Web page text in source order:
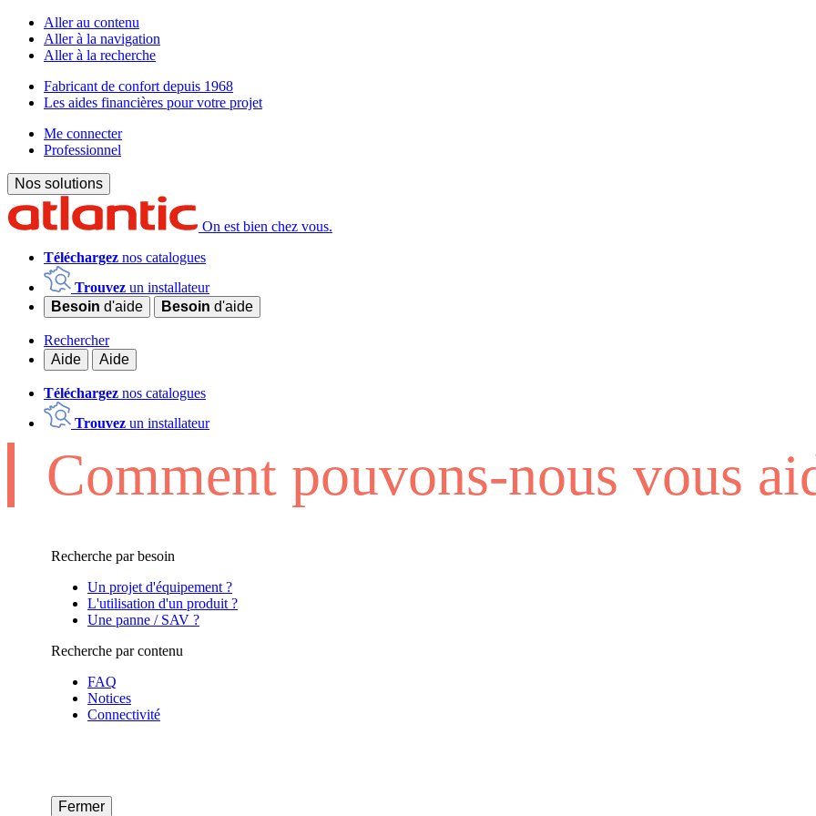
Aller au contenu
Aller à la navigation
Aller à la recherche
Fabricant de confort depuis 1968
Les aides financières pour votre projet
Me connecter
Professionnel
Nos solutions
On est bien chez vous.
Téléchargez nos catalogues
Trouvez un installateur
Besoin d'aide Besoin d'aide
Rechercher
Aide
Aide
Téléchargez nos catalogues
Trouvez un installateur
Comment pouvons-nous vous
Recherche par besoin
Un projet d'équipement ?
L'utilisation d'un produit ?
Une panne / SAV ?
Recherche par contenu
FAQ
Notices
Connectivité
Fermer